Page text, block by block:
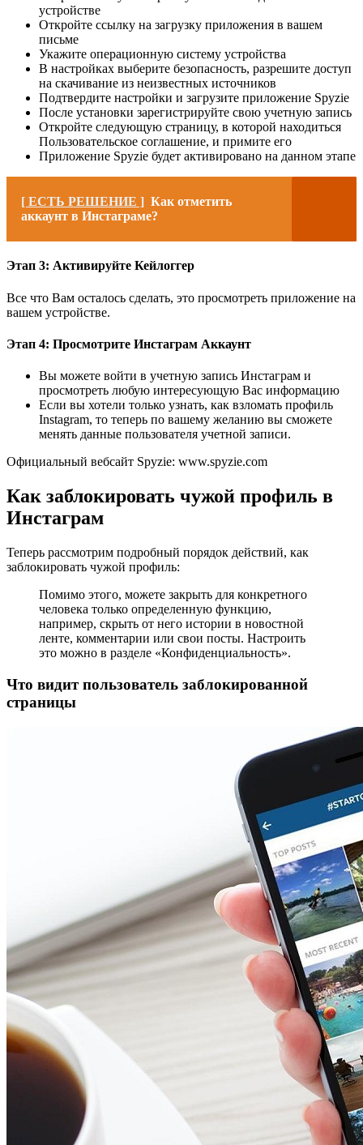
устройстве
Откройте ссылку на загрузку приложения в вашем
письме
Укажите операционную систему устройства
В настройках выберите безопасность, разрешите доступ
на скачивание из неизвестных источников
Подтвердите настройки и загрузите приложение Spyzie
После установки зарегистрируйте свою учетную запись
Откройте следующую страницу, в которой находиться
Пользовательское соглашение, и примите его
Приложение Spyzie будет активировано на данном этапе
[ ЕСТЬ РЕШЕНИЕ ] Как отметить
аккаунт в Инстаграме?
Этап 3: Активируйте Кейлоггер
Все что Вам осталось сделать, это просмотреть приложение на
вашем устройстве.
Этап 4: Просмотрите Инстаграм Аккаунт
Вы можете войти в учетную запись Инстаграм и
просмотреть любую интересующую Вас информацию
Если вы хотели только узнать, как взломать профиль
Instagram, то теперь по вашему желанию вы сможете
менять данные пользователя учетной записи.
Официальный вебсайт Spyzie: www.spyzie.com
Как заблокировать чужой профиль в
Инстаграм
Теперь рассмотрим подробный порядок действий, как
заблокировать чужой профиль:
Помимо этого, можете закрыть для конкретного
человека только определенную функцию,
например, скрыть от него истории в новостной
ленте, комментарии или свои посты. Настроить
это можно в разделе «Конфиденциальность».
Что видит пользователь заблокированной
страницы